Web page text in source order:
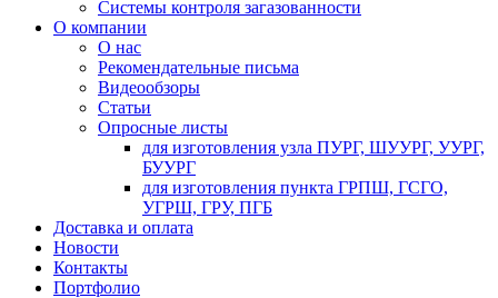
Системы контроля загазованности
О компании
О нас
Рекомендательные письма
Видеообзоры
Статьи
Опросные листы
для изготовления узла ПУРГ, ШУУРГ, УУРГ,
БУУРГ
для изготовления пункта ГРПШ, ГСГО,
УГРШ, ГРУ, ПГБ
Доставка и оплата
Новости
Контакты
Портфолио